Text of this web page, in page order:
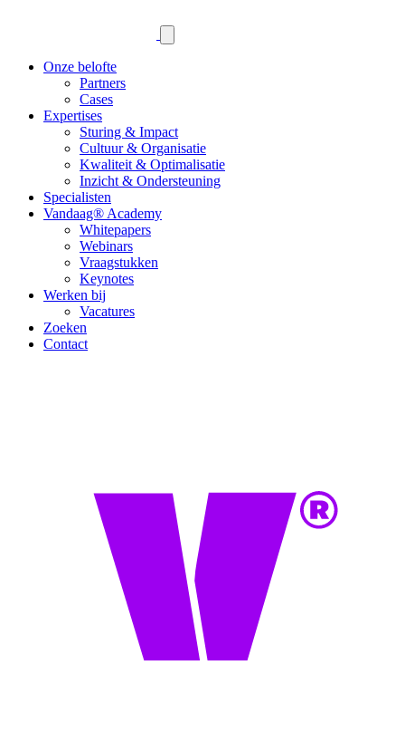
Onze belofte
Partners
Cases
Expertises
Sturing & Impact
Cultuur & Organisatie
Kwaliteit & Optimalisatie
Inzicht & Ondersteuning
Specialisten
Vandaag® Academy
Whitepapers
Webinars
Vraagstukken
Keynotes
Werken bij
Vacatures
Zoeken
Contact